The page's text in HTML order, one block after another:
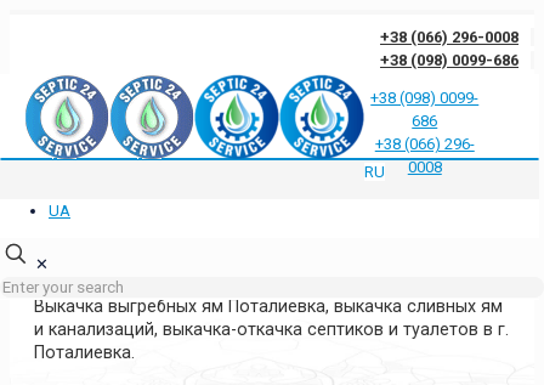
+38 (066) 296-0008
+38 (098) 0099-686
Отзывы клиентов о нас Ответы на частые вопросы Блог
Контакты
Политика конфиденциальности
+38 (098) 0099-
686
+38 (066) 296-
0008
RU
UA
✕
ВЫКАЧКА ЯМ ПОТАЛИЕВКА
КИЕВСКАЯ ОБЛАСТЬ
Выкачка выгребных ям Поталиевка, выкачка сливных ям
и канализаций, выкачка-откачка септиков и туалетов в г.
Поталиевка.